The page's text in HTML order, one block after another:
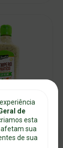
Prático
Salvar
de
esta
afetam sua
de sua